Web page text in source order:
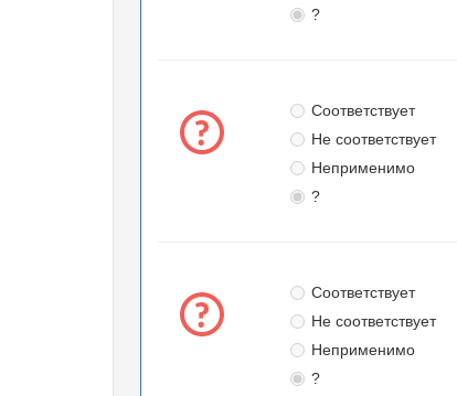
?
Соответствует
Не соответствует
Неприменимо
?
Соответствует
Не соответствует
Неприменимо
?